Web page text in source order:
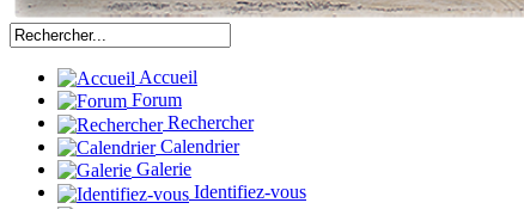
Accueil
Forum
Rechercher
Calendrier
Galerie
Identifiez-vous